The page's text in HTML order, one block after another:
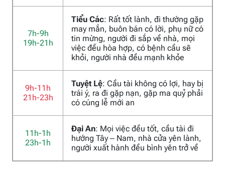
7h-9h
19h-21h
Tiểu Các: Rất tốt lành, đi thường gặp
may mắn, buôn bán có lời, phụ nữ có
tin mừng, người đi sắp về nhà, mọi
việc đều hòa hợp, có bệnh cầu sẽ
khỏi, người nhà đều mạnh khỏe
9h-11h
21h-23h
Tuyệt Lệ: Cầu tài không có lợi, hay bị
trái ý, ra đi gặp nạn, gặp ma quỷ phải
có cúng lễ mới an
11h-1h
23h-1h
Đại An: Mọi việc đều tốt, cầu tài đi
hướng Tây – Nam, nhà cửa yên lành,
người xuất hành đều bình yên trở về